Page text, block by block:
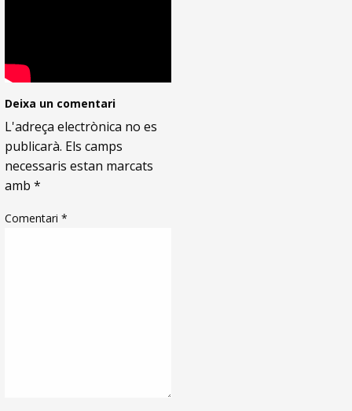
Deixa un comentari
L'adreça electrònica no es
publicarà. Els camps
necessaris estan marcats
amb *
Comentari *